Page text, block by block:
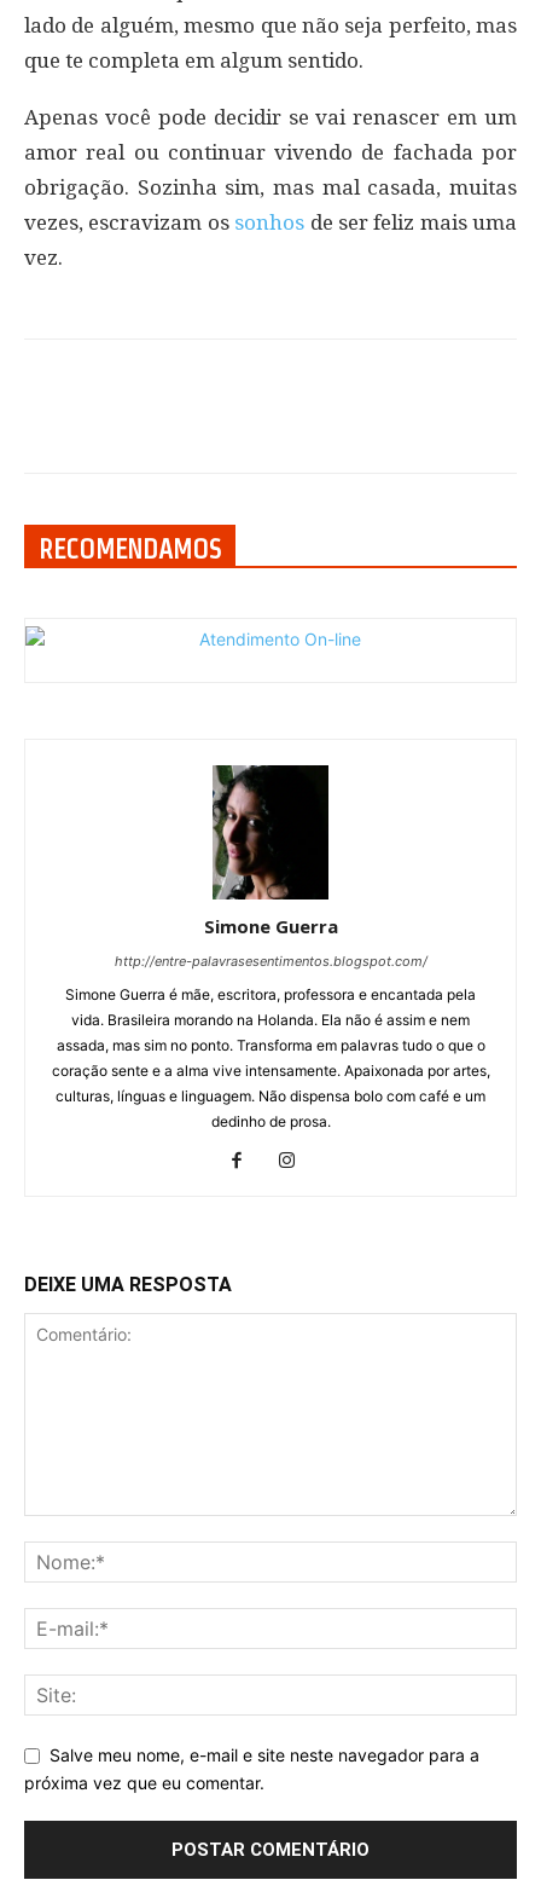
lado de alguém, mesmo que não seja perfeito, mas
que te completa em algum sentido.
Apenas você pode decidir se vai renascer em um
amor real ou continuar vivendo de fachada por
obrigação. Sozinha sim, mas mal casada, muitas
vezes, escravizam os sonhos de ser feliz mais uma
vez.
RECOMENDAMOS
Simone Guerra
http://entre-palavrasesentimentos.blogspot.com/
Simone Guerra é mãe, escritora, professora e encantada pela
vida. Brasileira morando na Holanda. Ela não é assim e nem
assada, mas sim no ponto. Transforma em palavras tudo o que o
coração sente e a alma vive intensamente. Apaixonada por artes,
culturas, línguas e linguagem. Não dispensa bolo com café e um
dedinho de prosa.
DEIXE UMA RESPOSTA
Salve meu nome, e-mail e site neste navegador para a
próxima vez que eu comentar.